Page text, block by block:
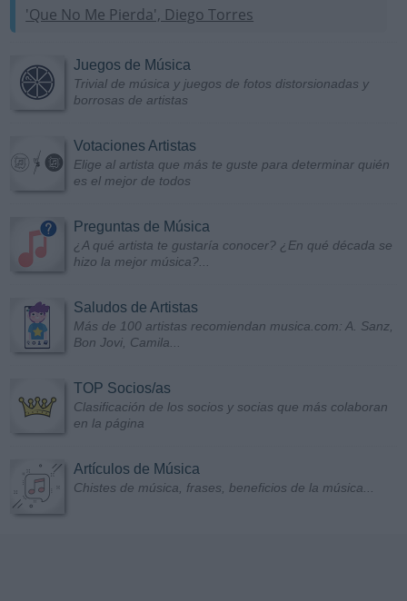
'Que No Me Pierda', Diego Torres
Juegos de Música
Trivial de música y juegos de fotos distorsionadas y
borrosas de artistas
Votaciones Artistas
Elige al artista que más te guste para determinar quién
es el mejor de todos
Preguntas de Música
¿A qué artista te gustaría conocer? ¿En qué década se
hizo la mejor música?...
Saludos de Artistas
Más de 100 artistas recomiendan musica.com: A. Sanz,
Bon Jovi, Camila...
TOP Socios/as
Clasificación de los socios y socias que más colaboran
en la página
Artículos de Música
Chistes de música, frases, beneficios de la música...